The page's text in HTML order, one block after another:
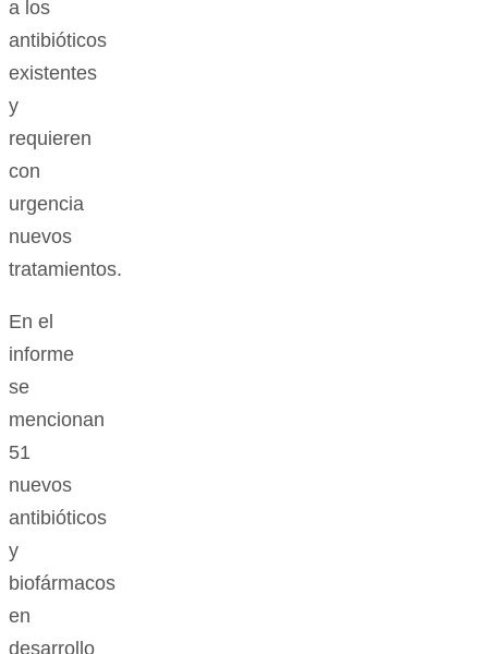
a los
antibióticos
existentes
y
requieren
con
urgencia
nuevos
tratamientos.
En el
informe
se
mencionan
51
nuevos
antibióticos
y
biofármacos
en
desarrollo